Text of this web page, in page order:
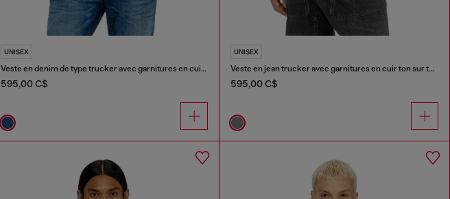
UNISEX
Veste en denim de type trucker avec garnitures en cuir contrastant.
595,00 C$
UNISEX
Veste en jean trucker avec garnitures en cuir ton sur ton
595,00 C$